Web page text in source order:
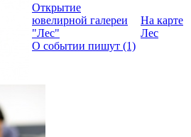
Открытие
ювелирной галереи
"Лес"
О событии пишут (1)
На карте
Лес